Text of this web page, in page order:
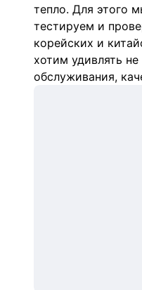
тепло. Для этого
тестируем и
корейских и
хотим удивлять
обслуживания,